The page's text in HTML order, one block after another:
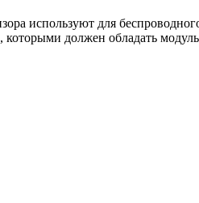
используют для
должен обладать